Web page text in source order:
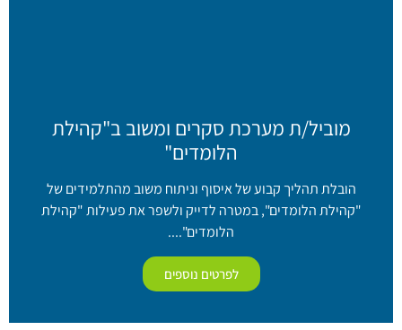
מוביל/ת מערכת סקרים ומשוב ב"קהילת
הלומדים"
הובלת תהליך קבוע של איסוף וניתוח משוב מהתלמידים של
"קהילת הלומדים", במטרה לדייק ולשפר את פעילות "קהילת
הלומדים"....
לפרטים נוספים